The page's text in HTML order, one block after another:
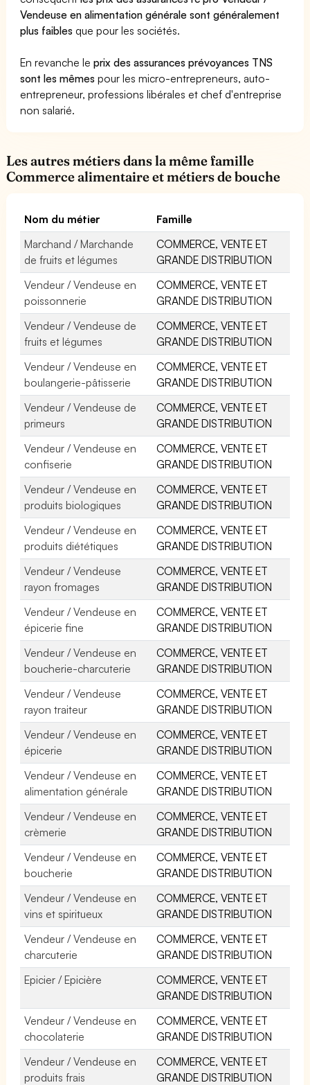
Vendeuse en alimentation générale sont généralement
plus faibles que pour les sociétés.
En revanche leprix des assurances prévoyances TNS
sont les mêmes pour les micro-entrepreneurs, auto-
entrepreneur, professions libérales et chef d'entreprise
non salarié.
Les autres métiers dans la même famille
Commerce alimentaire et métiers de bouche
Nom du métier
Famille
Marchand / Marchande
de fruits et légumes
COMMERCE, VENTE ET
GRANDE DISTRIBUTION
Vendeur / Vendeuse en
poissonnerie
COMMERCE, VENTE ET
GRANDE DISTRIBUTION
Vendeur / Vendeuse de
fruits et légumes
COMMERCE, VENTE ET
GRANDE DISTRIBUTION
Vendeur / Vendeuse en
boulangerie-pâtisserie
COMMERCE, VENTE ET
GRANDE DISTRIBUTION
Vendeur / Vendeuse de
primeurs
COMMERCE, VENTE ET
GRANDE DISTRIBUTION
Vendeur / Vendeuse en
confiserie
COMMERCE, VENTE ET
GRANDE DISTRIBUTION
Vendeur / Vendeuse en
produits biologiques
COMMERCE, VENTE ET
GRANDE DISTRIBUTION
Vendeur / Vendeuse en
produits diététiques
COMMERCE, VENTE ET
GRANDE DISTRIBUTION
Vendeur / Vendeuse
rayon fromages
COMMERCE, VENTE ET
GRANDE DISTRIBUTION
Vendeur / Vendeuse en
épicerie fine
COMMERCE, VENTE ET
GRANDE DISTRIBUTION
Vendeur / Vendeuse en
boucherie-charcuterie
COMMERCE, VENTE ET
GRANDE DISTRIBUTION
Vendeur / Vendeuse
rayon traiteur
COMMERCE, VENTE ET
GRANDE DISTRIBUTION
Vendeur / Vendeuse en
épicerie
COMMERCE, VENTE ET
GRANDE DISTRIBUTION
Vendeur / Vendeuse en
alimentation générale
COMMERCE, VENTE ET
GRANDE DISTRIBUTION
Vendeur / Vendeuse en
crèmerie
COMMERCE, VENTE ET
GRANDE DISTRIBUTION
Vendeur / Vendeuse en
boucherie
COMMERCE, VENTE ET
GRANDE DISTRIBUTION
Vendeur / Vendeuse en
vins et spiritueux
COMMERCE, VENTE ET
GRANDE DISTRIBUTION
Vendeur / Vendeuse en
charcuterie
COMMERCE, VENTE ET
GRANDE DISTRIBUTION
Epicier / Epicière
COMMERCE, VENTE ET
GRANDE DISTRIBUTION
Vendeur / Vendeuse en
chocolaterie
COMMERCE, VENTE ET
GRANDE DISTRIBUTION
Vendeur / Vendeuse en
produits frais
COMMERCE, VENTE ET
GRANDE DISTRIBUTION